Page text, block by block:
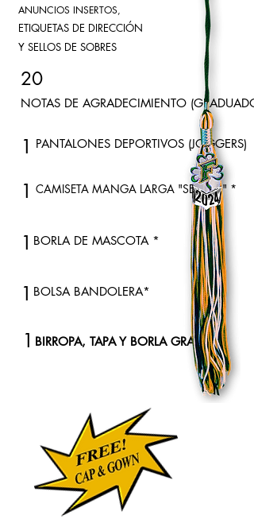
ANUNCIOS INSERTOS,
ETIQUETAS DE DIRECCIÓN
Y SELLOS DE SOBRES
20
NOTAS DE AGRADECIMIENTO
1
BOLSA BANDOLERA*
1
PANTALONES DEPORTIVOS (JOGGERS)
1
CAMISETA MANGA LARGA "SENIOR" *
1
BORLA DE MASCOTA *
BIRROPA, TAPA Y BORLA GRATIS
1